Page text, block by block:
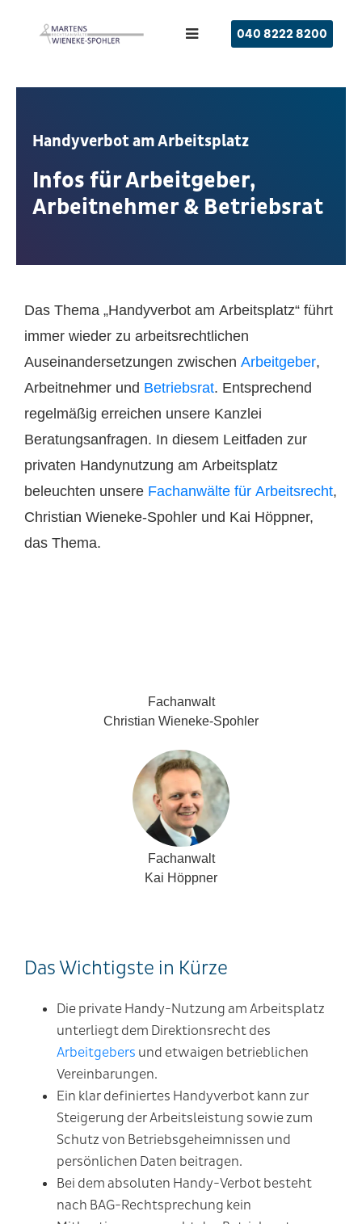
040 8222 8200
Handyverbot am Arbeitsplatz
Infos für Arbeitgeber,
Arbeitnehmer & Betriebsrat
Das Thema „Handyverbot am Arbeitsplatz“ führt
immer wieder zu arbeitsrechtlichen
Auseinandersetzungen zwischen Arbeitgeber,
Arbeitnehmer und Betriebsrat. Entsprechend
regelmäßig erreichen unsere Kanzlei
Beratungsanfragen. In diesem Leitfaden zur
privaten Handynutzung am Arbeitsplatz
beleuchten unsere Fachanwälte für Arbeitsrecht,
Christian Wieneke-Spohler und Kai Höppner,
das Thema.
Fachanwalt
Christian Wieneke-Spohler
Fachanwalt
Kai Höppner
Das Wichtigste in Kürze
Die private Handy-Nutzung am Arbeitsplatz
unterliegt dem Direktionsrecht des
Arbeitgebers und etwaigen betrieblichen
Vereinbarungen.
Ein klar definiertes Handyverbot kann zur
Steigerung der Arbeitsleistung sowie zum
Schutz von Betriebsgeheimnissen und
persönlichen Daten beitragen.
Bei dem absoluten Handy-Verbot besteht
nach BAG-Rechtsprechung kein